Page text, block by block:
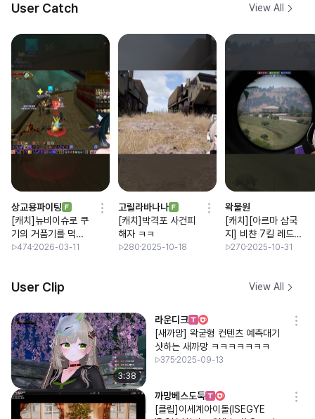
User Catch View All
상교용파이팅
[캐치]뉴비이슈로 쿠
기의 거품기를 먹어
버린 새까망님 ㅋㅋ
474 2026-03-11
고릴라바나나
[캐치]박격포 사건피
해자 ㅋㅋ
280 2025-10-18
왁물원
[캐치][아르마 삼국
지] 비챤 7킬 레드팀
새까망 반응
270 2025-10-31
User Clip View All
3:38
라운디크
[새까망] 왁굳형 컨텐츠 예측대기
샷하는 새까망 ㅋㅋㅋㅋㅋㅋㅋ
375 2025-09-13
까망베스도둑
[클립]이세계아이돌(ISEGYE